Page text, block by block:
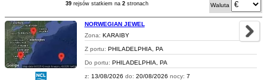
39 rejsów statkiem na 2 stronach Waluta
NORWEGIAN JEWEL
Zona: KARAIBY
Z portu: PHILADELPHIA, PA
Do portu: PHILADELPHIA, PA
z: 13/08/2026 do: 20/08/2026 nocy: 7